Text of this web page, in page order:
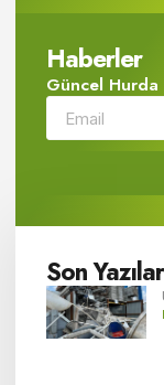
Haberler
Güncel Hurda
Son Yazılar